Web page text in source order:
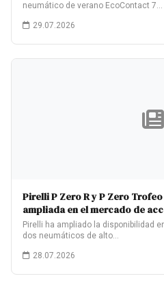
neumático de verano EcoContact 7…
29.07.2026
Pirelli P Zero R y P Zero
ampliada en el mercado de
Pirelli ha ampliado la disponibilidad
dos neumáticos de alto…
28.07.2026